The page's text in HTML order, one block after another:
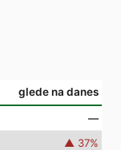
glede na danes
—
▲ 37%